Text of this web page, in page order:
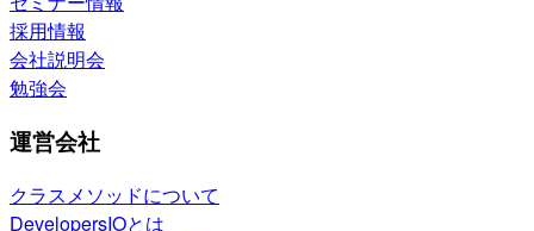
採用情報
会社説明会
勉強会
運営会社
クラスメソッドについて
DevelopersIOとは